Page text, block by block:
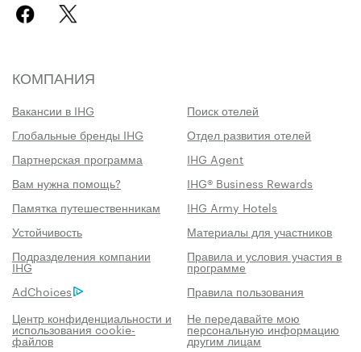
КОМПАНИЯ
Вакансии в IHG
Поиск отелей
Глобальные бренды IHG
Отдел развития отелей
Партнерская программа
IHG Agent
Вам нужна помощь?
IHG® Business Rewards
Памятка путешественникам
IHG Army Hotels
Устойчивость
Материалы для участников
Подразделения компании
IHG
Правила и условия участия в
программе
AdChoices
Правила пользования
Центр конфиденциальности и
использования cookie-
файлов
Не передавайте мою
персональную информацию
другим лицам